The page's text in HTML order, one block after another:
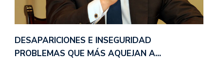
DESAPARICIONES E INSEGURIDAD
PROBLEMAS QUE MÁS AQUEJAN A…